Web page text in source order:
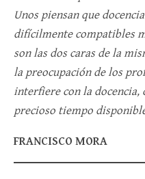
Unos piensan que
difícilmente compatibles
son las dos caras de la
la preocupación de los
interfiere con la docencia,
precioso tiempo
FRANCISCO MORA